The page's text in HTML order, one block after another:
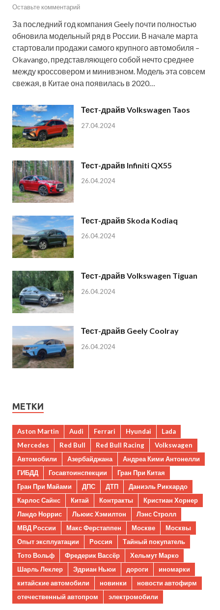
Оставьте комментарий
За последний год компания Geely почти полностью
обновила модельный ряд в России. В начале марта
стартовали продажи самого крупного автомобиля –
Okavango, представляющего собой нечто среднее
между кроссовером и минивэном. Модель эта совсем
свежая, в Китае она появилась в 2020…
Тест-драйв Volkswagen Taos
27.04.2024
Тест-драйв Infiniti QX55
26.04.2024
Тест-драйв Skoda Kodiaq
26.04.2024
Тест-драйв Volkswagen Tiguan
26.04.2024
Тест-драйв Geely Coolray
26.04.2024
МЕТКИ
Aston Martin Audi Ferrari Hyundai
Lada
Mercedes
Red Bull Red Bull Racing
Volkswagen
Автомобили
Азербайджана
Андреа Кими Антонелли
ГИБДД
Госавтоинспекции
Гран При Китая
Гран При Майами
ДПС ДТП
Даниэль Риккардо
Карлос Сайнс
Китай Контракты
Кристиан Хорнер
Ландо Норрис
Льюис Хэмилтон
Лэнс Стролл
МВД России
Макс Ферстаппен Москве
Москвы
Опыт эксплуатации
Россия
Тайный покупатель
Тото Вольф
Фредерик Вассёр
Хельмут Марко
Шарль Леклер
Эдриан Ньюи дороги
иномарки
китайские автомобили
новинки
новости автофирм
отечественный автопром
электромобили